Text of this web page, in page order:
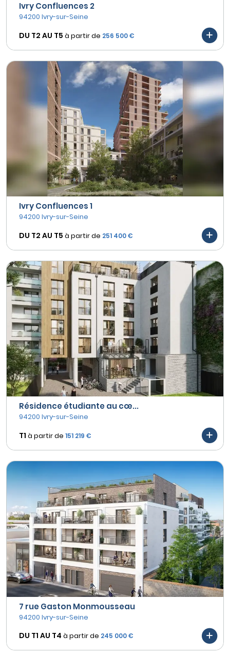
Ivry Confluences 2
94200 Ivry-sur-Seine
DU T2 AU T5 à partir de 256 500 €
Ivry Confluences 1
94200 Ivry-sur-Seine
DU T2 AU T5 à partir de 251 400 €
Résidence étudiante au cœ...
94200 Ivry-sur-Seine
T1 à partir de 151 219 €
7 rue Gaston Monmousseau
94200 Ivry-sur-Seine
DU T1 AU T4 à partir de 245 000 €